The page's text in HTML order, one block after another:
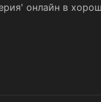
онлайн в